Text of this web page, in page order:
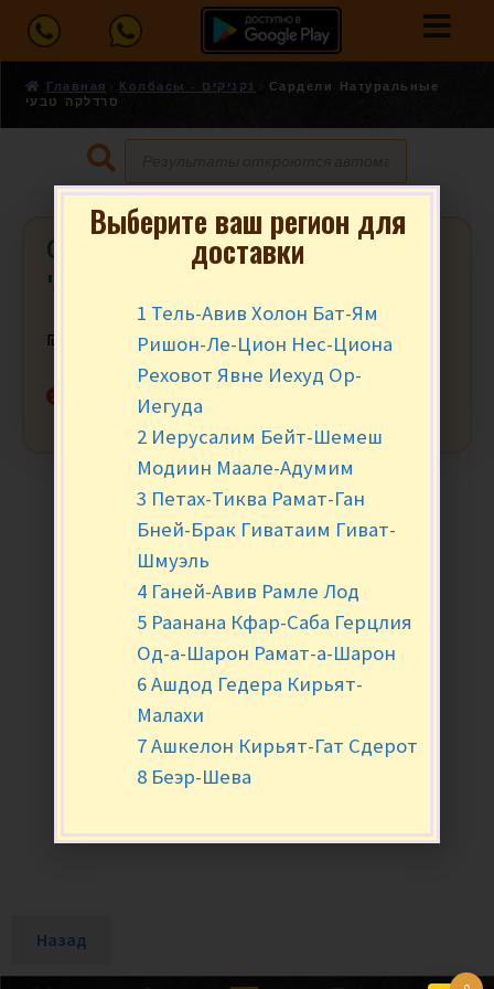
Главная Колбасы - נקניקים
Сардели Натуральные
סרדלקה טבעי
Сардели Натуральные סרדלקה
טבעי
₪ за 100 гр.
Нет в наличии
Назад
Выберите ваш регион для
доставки
1 Тель-Авив Холон Бат-Ям
Ришон-Ле-Цион Нес-Циона
Реховот Явне Иехуд Ор-
Иегуда
2 Иерусалим Бейт-Шемеш
Модиин Маале-Адумим
3 Петах-Тиква Рамат-Ган
Бней-Брак Гиватаим Гиват-
Шмуэль
4 Ганей-Авив Рамле Лод
5 Раанана Кфар-Саба Герцлия
Од-а-Шарон Рамат-а-Шарон
6 Ашдод Гедера Кирьят-
Малахи
7 Ашкелон Кирьят-Гат Сдерот
8 Беэр-Шева